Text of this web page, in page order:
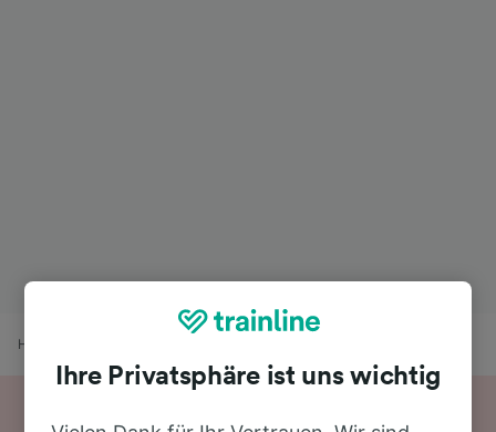
Home
Ihre Privatsphäre ist uns wichtig